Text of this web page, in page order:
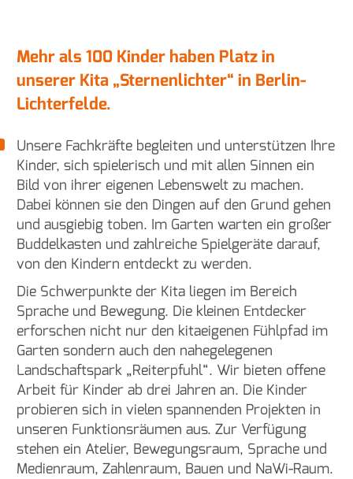
Mehr als 100 Kinder haben Platz in
unserer Kita „Sternenlichter“ in Berlin-
Lichterfelde.
Unsere Fachkräfte begleiten und unterstützen Ihre
Kinder, sich spielerisch und mit allen Sinnen ein
Bild von ihrer eigenen Lebenswelt zu machen.
Dabei können sie den Dingen auf den Grund gehen
und ausgiebig toben. Im Garten warten ein großer
Buddelkasten und zahlreiche Spielgeräte darauf,
von den Kindern entdeckt zu werden.
Die Schwerpunkte der Kita liegen im Bereich
Sprache und Bewegung. Die kleinen Entdecker
erforschen nicht nur den kitaeigenen Fühlpfad im
Garten sondern auch den nahegelegenen
Landschaftspark „Reiterpfuhl“. Wir bieten offene
Arbeit für Kinder ab drei Jahren an. Die Kinder
probieren sich in vielen spannenden Projekten in
unseren Funktionsräumen aus. Zur Verfügung
stehen ein Atelier, Bewegungsraum, Sprache und
Medienraum, Zahlenraum, Bauen und NaWi-Raum.